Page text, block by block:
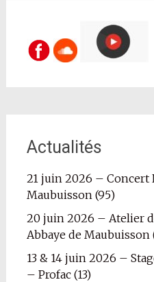
Actualités
21 juin 2026 – Concert
Maubuisson (95)
20 juin 2026 – Atelier
Abbaye de Maubuisson
13 & 14 juin 2026 –
– Profac (13)